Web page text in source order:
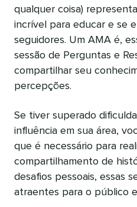
qualquer coisa)
incrível para educar e se
seguidores. Um AMA é,
sessão de Perguntas e
compartilhar seu
percepções.
Se tiver superado
influência em sua área,
que é necessário para
compartilhamento de
desafios pessoais, essas
atraentes para o público